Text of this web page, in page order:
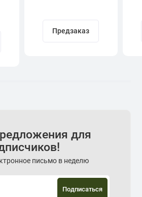
Предзаказ
для
письмо в неделю
Подписаться